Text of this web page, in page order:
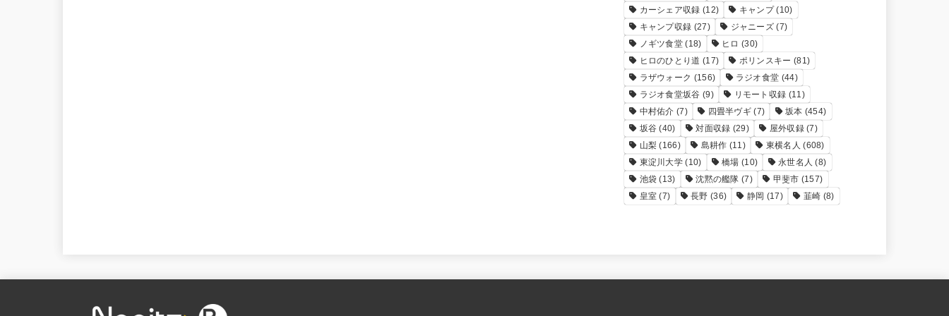
カーシェア収録 (12) キャンプ(10)
キャンプ収録 (27) ジャニーズ (7)
ノギツ食堂 (18) ヒロ (30)
ヒロのひとり道 (17) ポリンスキー (81)
ラザウォーク (156) ラジオ食堂 (44)
ラジオ食堂坂谷 (9) リモート収録 (11)
中村佑介 (7) 四畳半ヴギ (7) 坂本 (454)
坂谷 (40) 対面収録 (29) 屋外収録(7)
山梨 (166) 島耕作 (11) 東横名人 (608)
東淀川大学 (10) 橋場 (10) 永世名人 (8)
池袋 (13) 沈黙の艦隊 (7) 甲斐市 (157)
皇室 (7) 長野 (36) 静岡 (17) 韮崎 (8)